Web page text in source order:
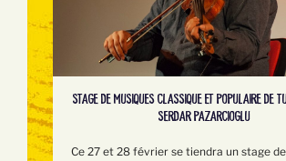
STAGE DE MUSIQUES CLASSIQUE ET POPULAIRE DE
SERDAR PAZARCIOGLU
Ce 27 et 28 février se tiendra un stage